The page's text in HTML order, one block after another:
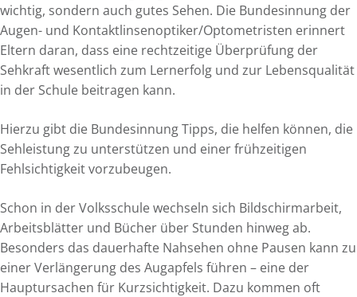
wichtig, sondern auch gutes Sehen. Die Bundesinnung der
Augen- und Kontaktlinsenoptiker/Optometristen erinnert
Eltern daran, dass eine rechtzeitige Überprüfung der
Sehkraft wesentlich zum Lernerfolg und zur Lebensqualität
in der Schule beitragen kann.
Hierzu gibt die Bundesinnung Tipps, die helfen können, die
Sehleistung zu unterstützen und einer frühzeitigen
Fehlsichtigkeit vorzubeugen.
Schon in der Volksschule wechseln sich Bildschirmarbeit,
Arbeitsblätter und Bücher über Stunden hinweg ab.
Besonders das dauerhafte Nahsehen ohne Pausen kann zu
einer Verlängerung des Augapfels führen – eine der
Hauptursachen für Kurzsichtigkeit. Dazu kommen oft